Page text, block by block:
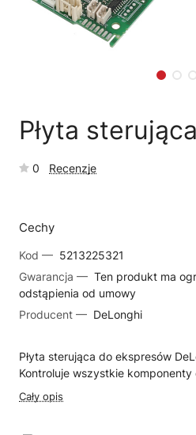
Płyta
0 Recenzje
Cechy
Kod — 5213225321
Gwarancja — Ten produkt ma
odstąpienia od umowy
Producent — DeLonghi
Płyta sterująca do ekspresów
Kontroluje wszystkie
Cały opis
Reklamacja naprawy